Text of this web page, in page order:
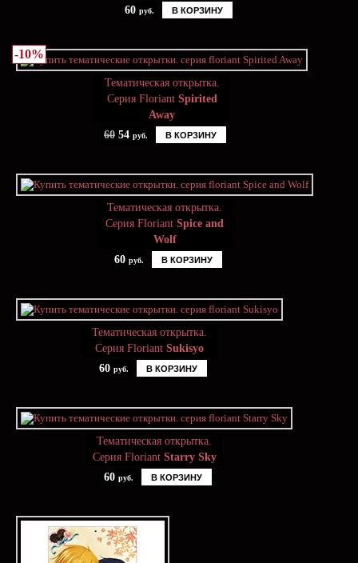
60 руб. В КОРЗИНУ
-10%
Тематическая открытка.
Серия Floriant Spirited
Away
60 54 руб. В КОРЗИНУ
Тематическая открытка.
Серия Floriant Spice and
Wolf
60 руб. В КОРЗИНУ
Тематическая открытка.
Серия Floriant Sukisyo
60 руб. В КОРЗИНУ
Тематическая открытка.
Серия Floriant Starry Sky
60 руб. В КОРЗИНУ